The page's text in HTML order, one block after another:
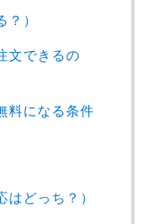
）
文できるの
料になる条件
どっち？）